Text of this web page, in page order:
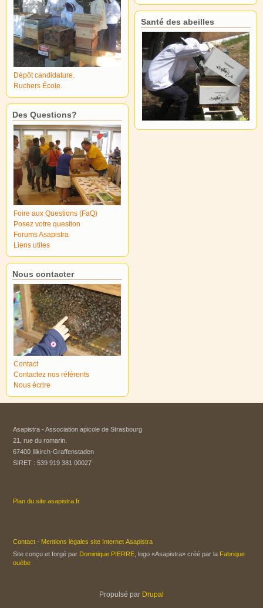
Dépôt candidature.
Ruchers École.
Des Questions?
Foire aux Questions (FaQ)
Posez votre question
Forums Asapistra
Liens utiles
Nous contacter
Contact
Contactez nos référents
Nous écrire
Santé des abeilles
Asapistra - Association apicole de Strasbourg​
21, rue du romarin.
67400 Illkirch-Graffenstaden
SIRET : 539 919 381 00027
Plan du site asapistra.fr
Contact - Mentions légales site Internet Asapistra
Site conçu et forgé par Dominique PIERRE , logo «Asapistra» créé par la Fabrique
ouèbe
Propulsé par Drupal